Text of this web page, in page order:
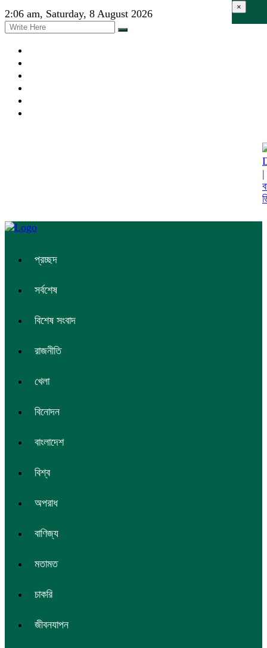
2:06 am, Saturday, 8 August 2026
প্রচ্ছদ
সর্বশেষ
বিশেষ সংবাদ
রাজনীতি
খেলা
বিনোদন
বাংলাদেশ
বিশ্ব
অপরাধ
বাণিজ্য
মতামত
চাকরি
জীবনযাপন
×